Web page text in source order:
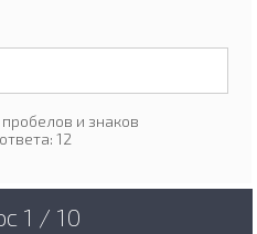
и знаков
12
1 / 10